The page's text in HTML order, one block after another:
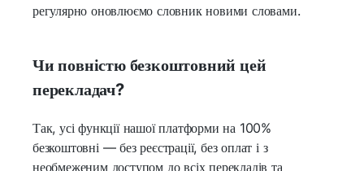
регулярно оновлюємо словник новими словами.
Чи повністю безкоштовний цей
перекладач?
Так, усі функції нашої платформи на 100%
безкоштовні — без реєстрації, без оплат і з
необмеженим доступом до всіх перекладів та